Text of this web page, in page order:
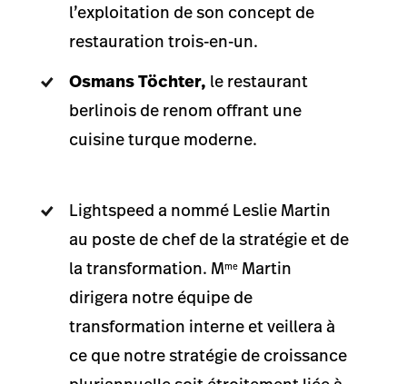
l’exploitation de son concept de
restauration trois‑en‑un.
Osmans Töchter, le restaurant
berlinois de renom offrant une
cuisine turque moderne.
Lightspeed a nommé Leslie Martin
au poste de chef de la stratégie et de
la transformation. Mme Martin
dirigera notre équipe de
transformation interne et veillera à
ce que notre stratégie de croissance